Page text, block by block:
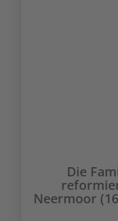
Die
Neermoor